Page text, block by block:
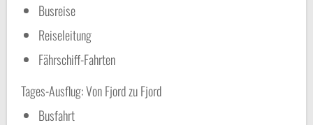
Busreise
Reiseleitung
Fährschiff-Fahrten
Tages-Ausflug: Von Fjord zu Fjord
Busfahrt